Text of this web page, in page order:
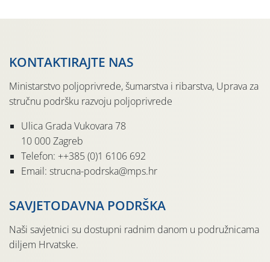
KONTAKTIRAJTE NAS
Ministarstvo poljoprivrede, šumarstva i ribarstva, Uprava za
stručnu podršku razvoju poljoprivrede
Ulica Grada Vukovara 78
10 000 Zagreb
Telefon: ++385 (0)1 6106 692
Email: strucna-podrska@mps.hr
SAVJETODAVNA PODRŠKA
Naši savjetnici su dostupni radnim danom u podružnicama
diljem Hrvatske.